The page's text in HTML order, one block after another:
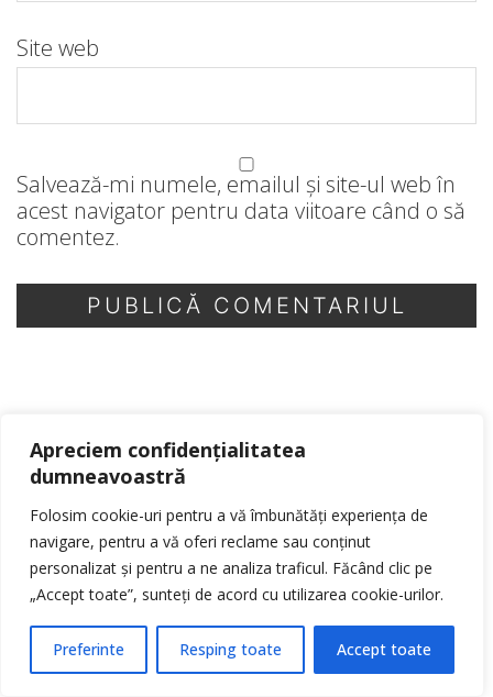
Apreciem confidențialitatea
dumneavoastră
Folosim cookie-uri pentru a vă îmbunătăți experiența de
navigare, pentru a vă oferi reclame sau conținut
personalizat și pentru a ne analiza traficul. Făcând clic pe
„Accept toate”, sunteți de acord cu utilizarea cookie-urilor.
Preferinte Resping toate Accept toate
Site web
Salvează-mi numele, emailul și site-ul web în
acest navigator pentru data viitoare când o să
comentez.
Search
for:
Ultimele postări
Cultură’n Șură va ajunge în 5 sate din